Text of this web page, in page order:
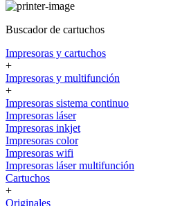
Buscador de cartuchos
Impresoras y cartuchos
+
Impresoras y multifunción
+
Impresoras sistema continuo
Impresoras láser
Impresoras inkjet
Impresoras color
Impresoras wifi
Impresoras láser multifunción
Cartuchos
+
Originales